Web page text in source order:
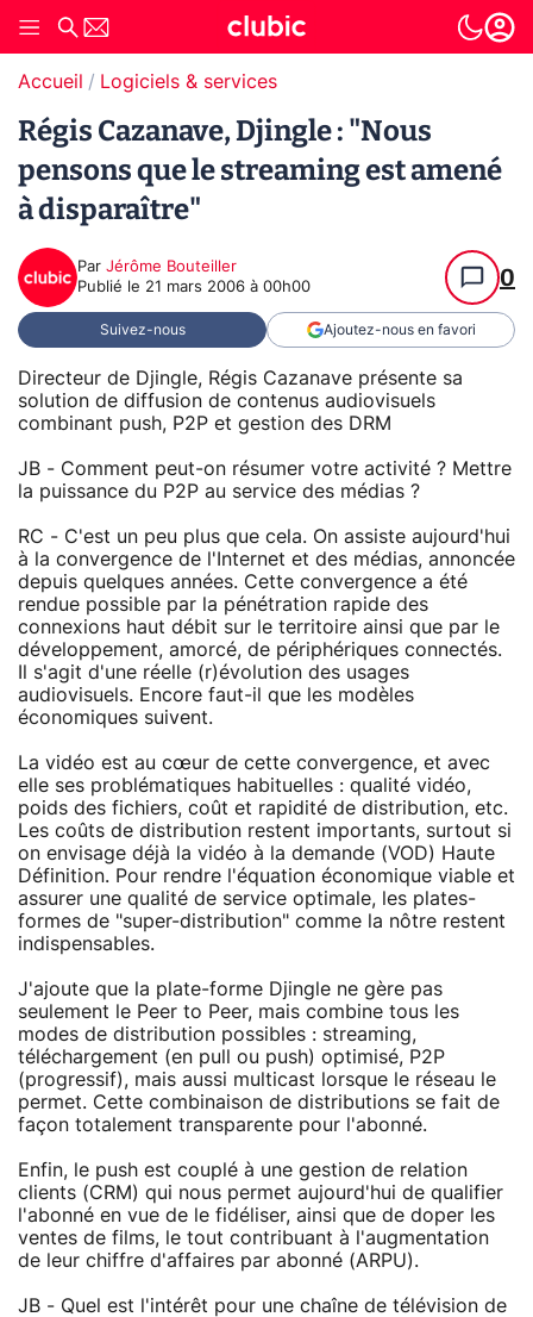
Accueil Logiciels & services
Régis Cazanave, Djingle : "Nous
pensons que le streaming est amené
à disparaître"
Par Jérôme Bouteiller
Publié le 21 mars 2006 à 00h00 0
Suivez-nous Ajoutez-nous en favori
Directeur de Djingle, Régis Cazanave présente sa
solution de diffusion de contenus audiovisuels
combinant push, P2P et gestion des DRM
JB - Comment peut-on résumer votre activité ? Mettre
la puissance du P2P au service des médias ?
RC - C'est un peu plus que cela. On assiste aujourd'hui
à la convergence de l'Internet et des médias, annoncée
depuis quelques années. Cette convergence a été
rendue possible par la pénétration rapide des
connexions haut débit sur le territoire ainsi que par le
développement, amorcé, de périphériques connectés.
Il s'agit d'une réelle (r)évolution des usages
audiovisuels. Encore faut-il que les modèles
économiques suivent.
La vidéo est au cœur de cette convergence, et avec
elle ses problématiques habituelles : qualité vidéo,
poids des fichiers, coût et rapidité de distribution, etc.
Les coûts de distribution restent importants, surtout si
on envisage déjà la vidéo à la demande (VOD) Haute
Définition. Pour rendre l'équation économique viable et
assurer une qualité de service optimale, les plates-
formes de "super-distribution" comme la nôtre restent
indispensables.
J'ajoute que la plate-forme Djingle ne gère pas
seulement le Peer to Peer, mais combine tous les
modes de distribution possibles : streaming,
téléchargement (en pull ou push) optimisé, P2P
(progressif), mais aussi multicast lorsque le réseau le
permet. Cette combinaison de distributions se fait de
façon totalement transparente pour l'abonné.
Enfin, le push est couplé à une gestion de relation
clients (CRM) qui nous permet aujourd'hui de qualifier
l'abonné en vue de le fidéliser, ainsi que de doper les
ventes de films, le tout contribuant à l'augmentation
de leur chiffre d'affaires par abonné (ARPU).
JB - Quel est l'intérêt pour une chaîne de télévision de